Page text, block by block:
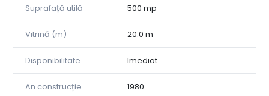
Suprafață utilă 500 mp
Vitrină (m) 20.0 m
Disponibilitate Imediat
An construcție 1980